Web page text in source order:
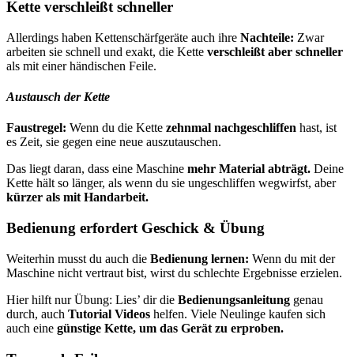
Kette verschleißt schneller
Allerdings haben Kettenschärfgeräte auch ihre Nachteile: Zwar
arbeiten sie schnell und exakt, die Kette verschleißt aber schneller
als mit einer händischen Feile.
Austausch der Kette
Faustregel: Wenn du die Kette zehnmal nachgeschliffen hast, ist
es Zeit, sie gegen eine neue auszutauschen.
Das liegt daran, dass eine Maschine mehr Material abträgt. Deine
Kette hält so länger, als wenn du sie ungeschliffen wegwirfst, aber
kürzer als mit Handarbeit.
Bedienung erfordert Geschick & Übung
Weiterhin musst du auch die Bedienung lernen: Wenn du mit der
Maschine nicht vertraut bist, wirst du schlechte Ergebnisse erzielen.
Hier hilft nur Übung: Lies’ dir die Bedienungsanleitung genau
durch, auch Tutorial Videos helfen. Viele Neulinge kaufen sich
auch eine günstige Kette, um das Gerät zu erproben.